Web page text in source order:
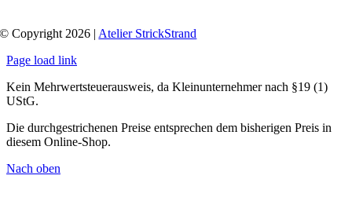
© Copyright 2026 |Atelier StrickStrand
Page load link
Kein Mehrwertsteuerausweis, da Kleinunternehmer nach §19 (1)
UStG.
Die durchgestrichenen Preise entsprechen dem bisherigen Preis in
diesem Online-Shop.
Nach oben